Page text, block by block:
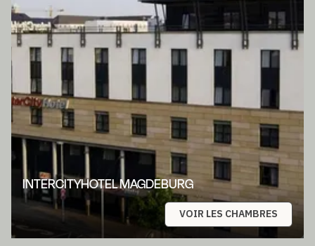
INTERCITYHOTEL MAGDEBURG
VOIR LES CHAMBRES